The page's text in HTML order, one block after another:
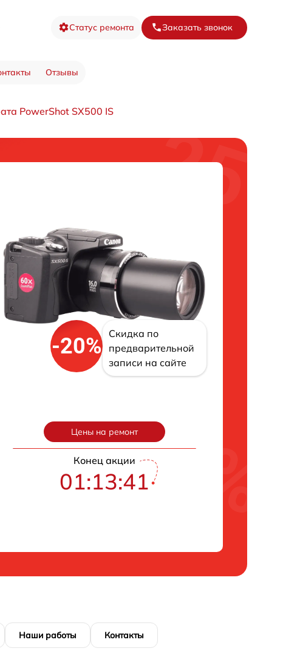
Статус ремонта Заказать звонок
Отзывы
PowerShot SX500 IS
-20%
Скидка по
предварительной
записи на сайте
Цены на ремонт
Конец акции
01:13:40
Наши работы Контакты